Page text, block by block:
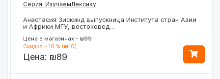
Серия: ИзучаемЛексику
Анастасия Зискинд выпускница Института стран Азии
и Африки МГУ, востоковед…
Цена в магазинах - ₪99
Скидка - 10 % (₪10)
Цена: ₪89